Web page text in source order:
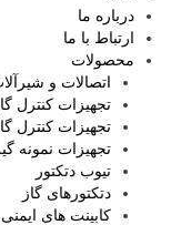
درباره ما
ارتباط با ما
محصولات
اتصالات و
تجهیزات کنترل
تجهیزات کنترل
تجهیزات نمونه
تیوب دتکتور
دتکتورهای گاز
کابینت های ایمنی